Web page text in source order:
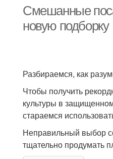
Смешанные
новую подборку
Разбираемся, как
Чтобы получить
культуры в
стараемся
Неправильный выбор
тщательно продумать